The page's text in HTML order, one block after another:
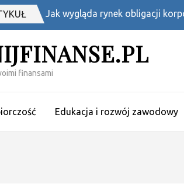
Jak wygląda rynek obligacji
finansami
Edukacja i rozwój zawodowy